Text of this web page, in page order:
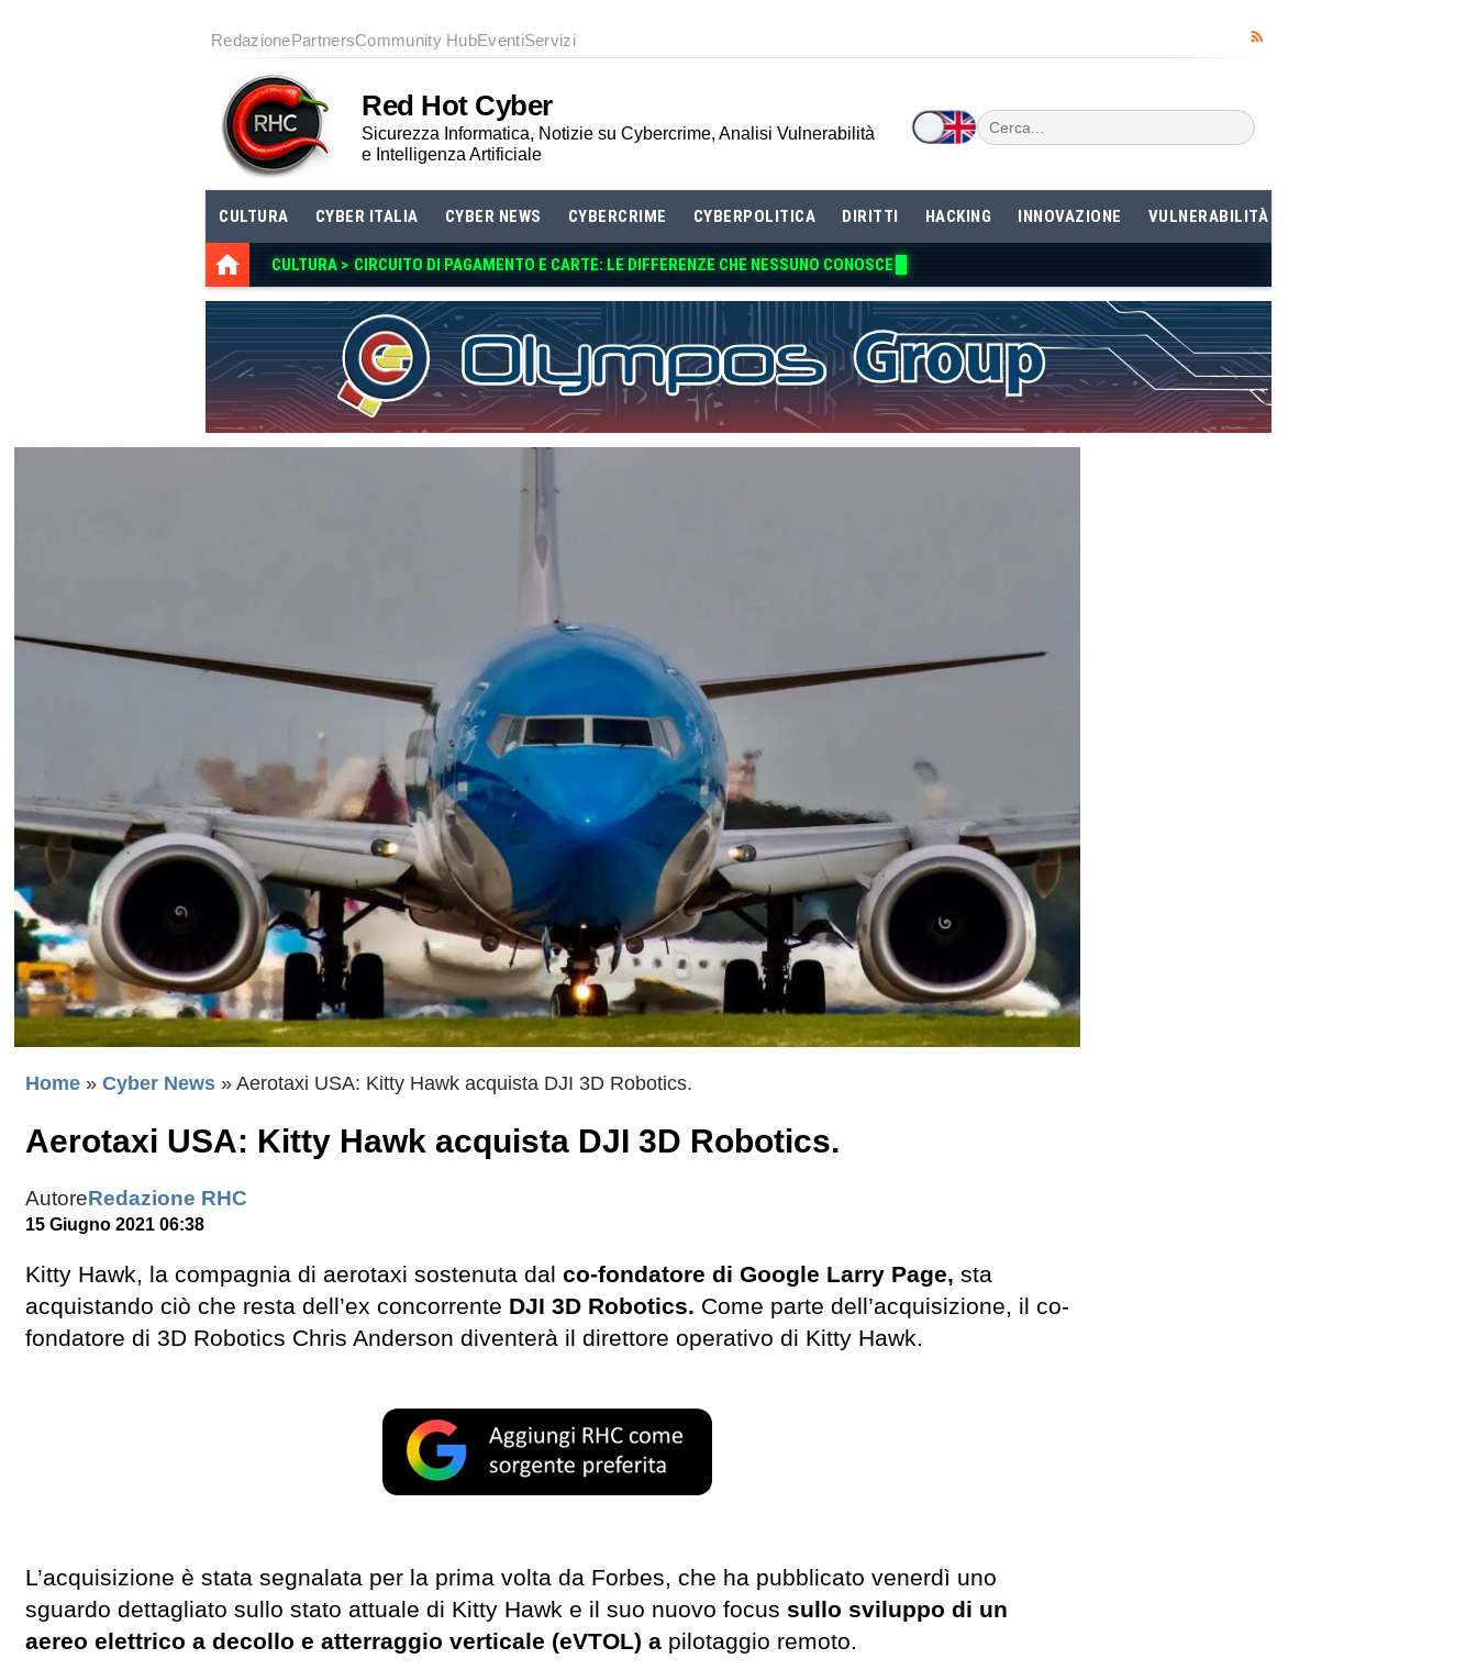
RedazionePartnersCommunity HubEventiServizi
Red Hot Cyber
Sicurezza Informatica, Notizie su Cybercrime, Analisi Vulnerabilità
e Intelligenza Artificiale
CULTURA CYBER ITALIA CYBER NEWS CYBERCRIME CYBERPOLITICA DIRITTI HACKING INNOVAZIONE VULNERABILITÀ
CULTURA > CIRCUITO DI PAGAMENTO E
Home » Cyber News » Aerotaxi USA: Kitty Hawk acquista DJI 3D Robotics.
Aerotaxi USA: Kitty Hawk acquista DJI 3D Robotics.
AutoreRedazione RHC
15 Giugno 2021 06:38
Kitty Hawk, la compagnia di aerotaxi sostenuta dal co-fondatore di Google Larry Page, sta
acquistando ciò che resta dell’ex concorrente DJI 3D Robotics. Come parte dell’acquisizione, il co-
fondatore di 3D Robotics Chris Anderson diventerà il direttore operativo di Kitty Hawk.
L’acquisizione è stata segnalata per la prima volta da Forbes, che ha pubblicato venerdì uno
sguardo dettagliato sullo stato attuale di Kitty Hawk e il suo nuovo focus sullo sviluppo di un
aereo elettrico a decollo e atterraggio verticale (eVTOL) a pilotaggio remoto.